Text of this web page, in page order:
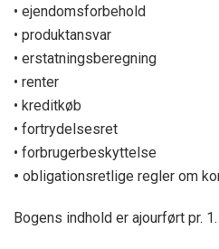
• ejendomsforbehold
• produktansvar
• erstatningsberegning
• renter
• kreditkøb
• fortrydelsesret
• forbrugerbeskyttelse
• obligationsretlige regler om
Bogens indhold er ajourført pr.